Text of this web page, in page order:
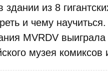
здании из 8
и чему
MVRDV выиграла
музея